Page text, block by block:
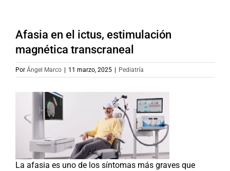
Afasia en el ictus, estimulación
magnética transcraneal
Por Ángel Marco 11 marzo, 2025 Pediatría
La afasia es uno de los síntomas más graves que